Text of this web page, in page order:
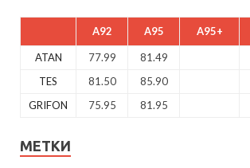
A92 A95 A95+
ATAN 77.99 81.49
TES
81.50 85.90
GRIFON
75.95 81.95
МЕТКИ